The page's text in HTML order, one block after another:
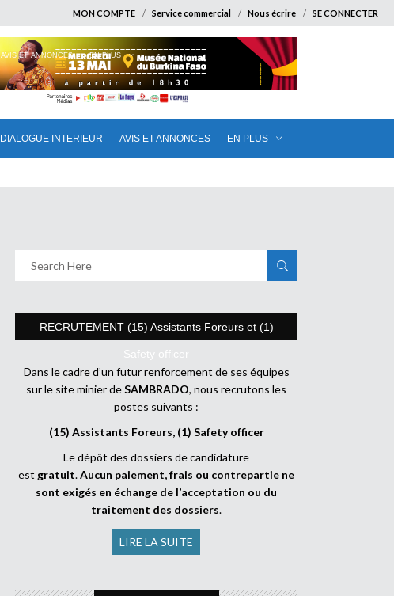
MON COMPTE Service commercial Nous écrire SE CONNECTER
DIALOGUE INTERIEUR AVIS ET ANNONCES EN PLUS
AVIS ET ANNONCES EN PLUS
RECRUTEMENT (15) Assistants Foreurs et (1)
Safety officer
Dans le cadre d’un futur renforcement de ses équipes
sur le site minier deSAMBRADO, nous recrutons les
postes suivants :
(15) Assistants Foreurs, (1) Safety officer
Le dépôt des dossiers de candidature
est gratuit.Aucun paiement, frais ou contrepartie ne
sont exigés en échange de l’acceptation ou du
traitement des dossiers.
LIRE LA SUITE